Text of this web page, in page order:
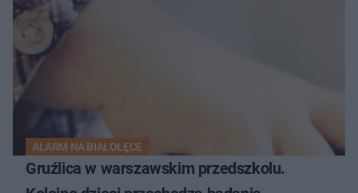
ALARM NA BIAŁOŁĘCE
Gruźlica w warszawskim przedszkolu.